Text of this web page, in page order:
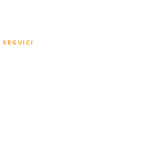
SEGUICI